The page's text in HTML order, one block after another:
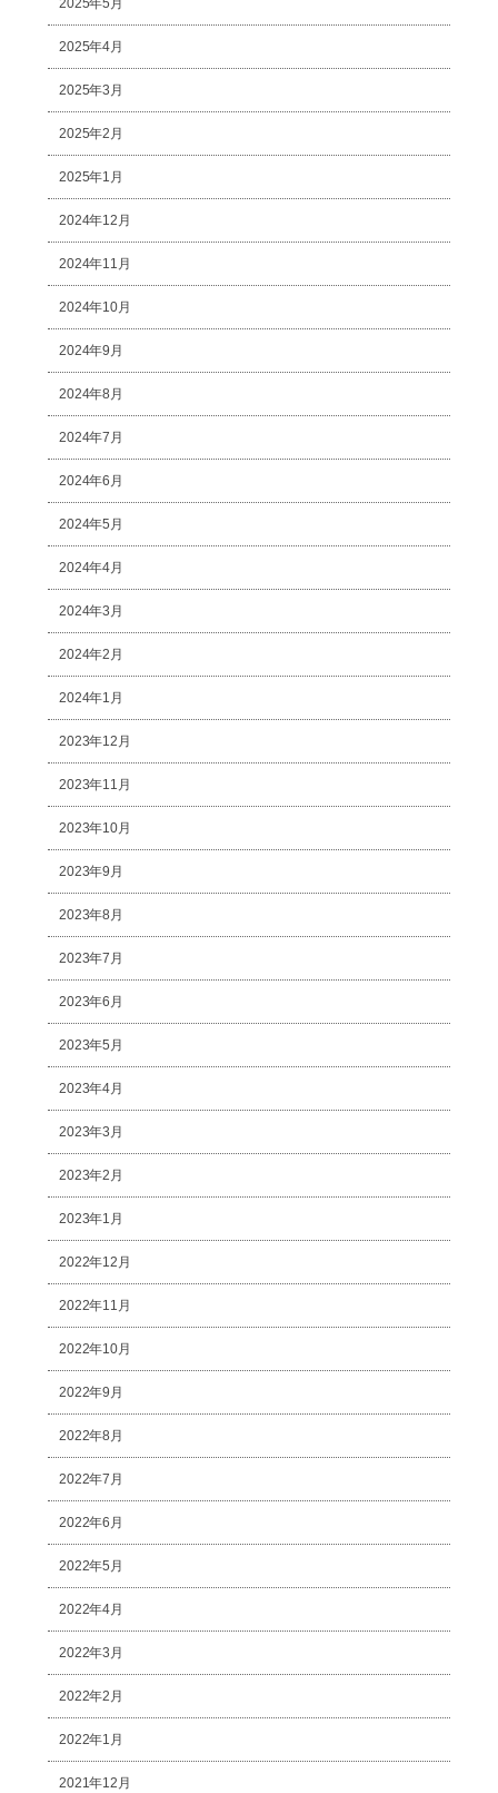
2025年5月
2025年4月
2025年3月
2025年2月
2025年1月
2024年12月
2024年11月
2024年10月
2024年9月
2024年8月
2024年7月
2024年6月
2024年5月
2024年4月
2024年3月
2024年2月
2024年1月
2023年12月
2023年11月
2023年10月
2023年9月
2023年8月
2023年7月
2023年6月
2023年5月
2023年4月
2023年3月
2023年2月
2023年1月
2022年12月
2022年11月
2022年10月
2022年9月
2022年8月
2022年7月
2022年6月
2022年5月
2022年4月
2022年3月
2022年2月
2022年1月
2021年12月